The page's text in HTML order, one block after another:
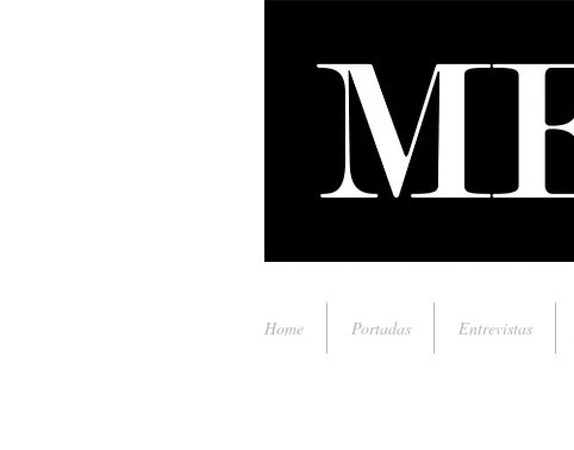
Home Portadas Entrevistas